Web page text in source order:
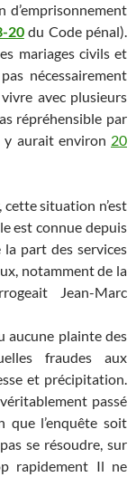
d’emprisonnement
20du Code pénal).
mariages civils et
nécessairement
avec plusieurs
répréhensible par
y aurait environ 20
cette situation n’est
est connue depuis
part des services
notamment de la
Jean-Marc
aucune plainte des
fraudes aux
et précipitation.
passé
que l’enquête soit
se résoudre, sur
rapidement Il ne